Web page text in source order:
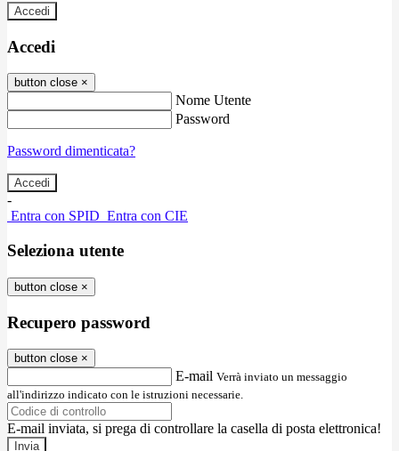
Accedi
Accedi
button close ×
Nome Utente
Password
Password dimenticata?
-
Entra con SPID Entra con CIE
Seleziona utente
button close ×
Recupero password
button close ×
E-mail Verrà inviato un messaggio
all'indirizzo indicato con le istruzioni necessarie.
E-mail inviata, si prega di controllare la casella di posta elettronica!